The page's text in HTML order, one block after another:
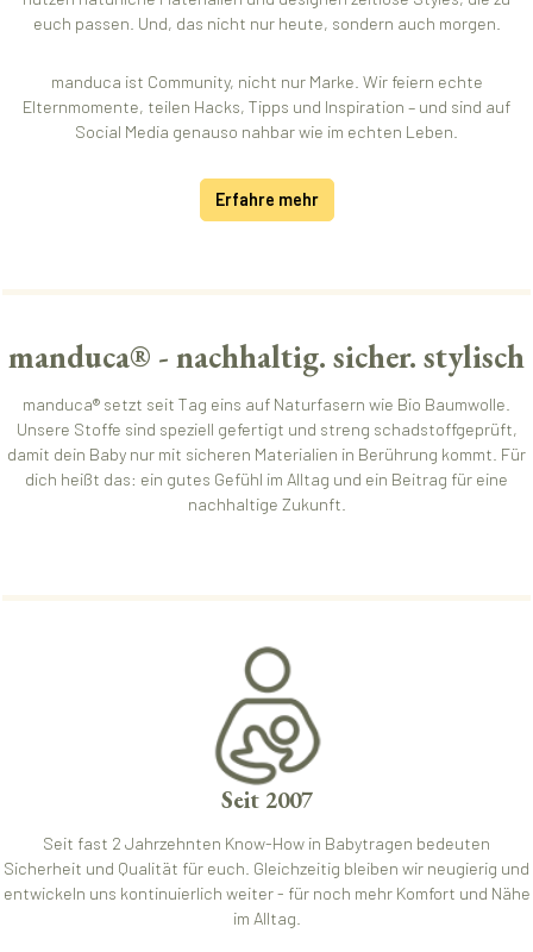
euch passen. Und, das nicht nur heute, sondern auch morgen.
manduca ist Community, nicht nur Marke. Wir feiern echte
Elternmomente, teilen Hacks, Tipps und Inspiration – und sind auf
Social Media genauso nahbar wie im echten Leben.
Erfahre mehr
manduca® - nachhaltig. sicher. stylisch
manduca® setzt seit Tag eins auf Naturfasern wie Bio Baumwolle.
Unsere Stoffe sind speziell gefertigt und streng schadstoffgeprüft,
damit dein Baby nur mit sicheren Materialien in Berührung kommt. Für
dich heißt das: ein gutes Gefühl im Alltag und ein Beitrag für eine
nachhaltige Zukunft.
Seit 2007
Seit fast 2 Jahrzehnten Know-How in Babytragen bedeuten
Sicherheit und Qualität für euch. Gleichzeitig bleiben wir neugierig und
entwickeln uns kontinuierlich weiter - für noch mehr Komfort und Nähe
im Alltag.